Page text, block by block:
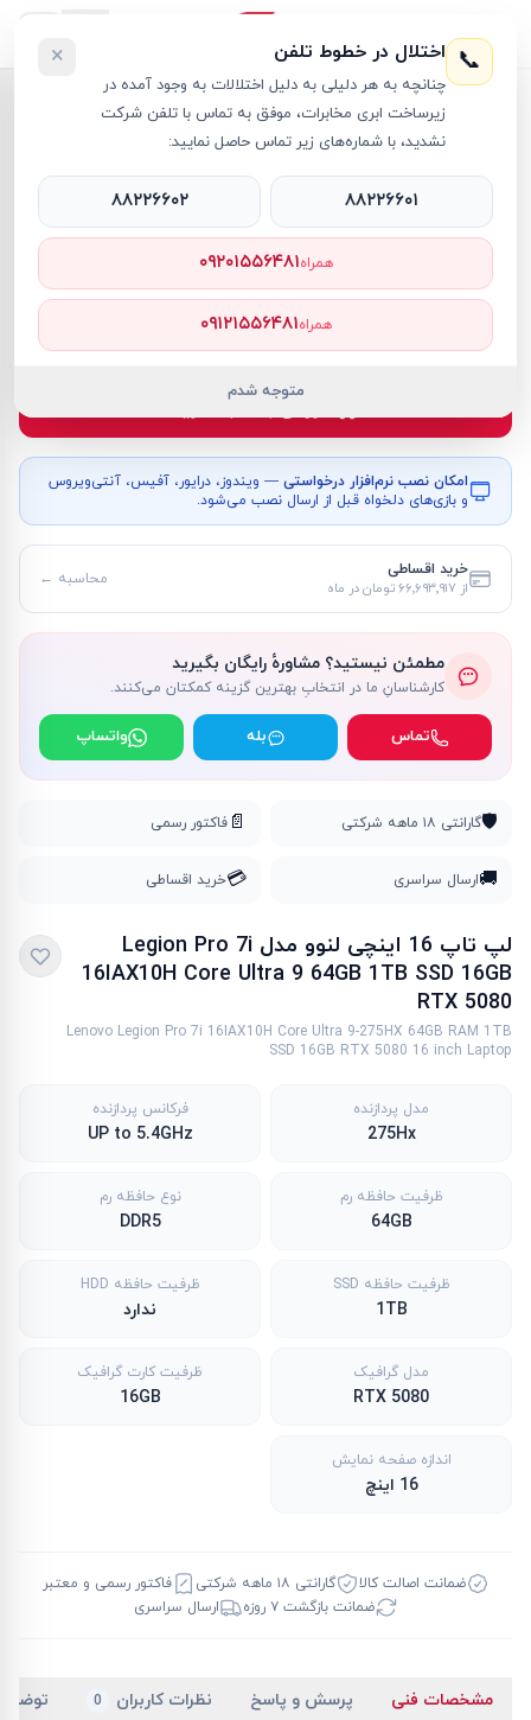
لپ تاپ Legion ›
لپ تاپ Legion RT39993
۷۲۷٬۵۷۰٬۰۰۰ تومان
امکان نصب نرم‌افزار درخواستی — ویندوز، درایور، آفیس، آنتی‌ویروس
و بازی‌های دلخواه قبل از ارسال نصب می‌شود.
خرید اقساطی
از ۶۶٬۶۹۳٬۹۱۷ تومان در ماه محاسبه ←
مطمئن نیستید؟ مشاورهٔ رایگان بگیرید
کارشناسانِ ما در انتخابِ بهترین گزینه کمکتان می‌کنند.
تماس بله واتساپ
🛡️گارانتی ۱۸ ماهه شرکتی 📄 فاکتور رسمی
🚚ارسال سراسری 💳خرید اقساطی
لپ تاپ 16 اینچی لنوو مدل Legion Pro 7i
16IAX10H Core Ultra 9 64GB 1TB SSD 16GB
RTX 5080
Lenovo Legion Pro 7i 16IAX10H Core Ultra 9-275HX 64GB RAM 1TB
SSD 16GB RTX 5080 16 inch Laptop
مدل پردازنده
275Hx
فرکانس پردازنده
UP to 5.4GHz
ظرفیت حافظه رم
64GB
نوع حافظه رم
DDR5
ظرفیت حافظه SSD
1TB
ظرفیت حافظه HDD
ندارد
مدل گرافیک
RTX 5080
ظرفیت کارت گرافیک
16GB
اندازه صفحه نمایش
16 اینچ
ضمانت اصالت کالا گارانتی ۱۸ ماهه شرکتی
فاکتور رسمی و معتبر
ضمانت بازگشت ۷ روزه
ارسال سراسری
مشخصات فنی پرسش و پاسخ نظرات کاربران 0
📞 اختلال در خطوط تلفن
چنانچه به هر دلیلی به دلیل اختلالات به وجود آمده در
زیرساخت ابری مخابرات، موفق به تماس با تلفن شرکت
نشدید، با شماره‌های زیر تماس حاصل نمایید:
×
۸۸۲۲۶۶۰۱ ۸۸۲۲۶۶۰۲
همراه۰۹۲۰۱۵۵۶۴۸۱
همراه۰۹۱۲۱۵۵۶۴۸۱
متوجه شدم